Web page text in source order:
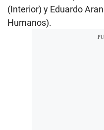
(Interior) y Eduardo
Humanos).